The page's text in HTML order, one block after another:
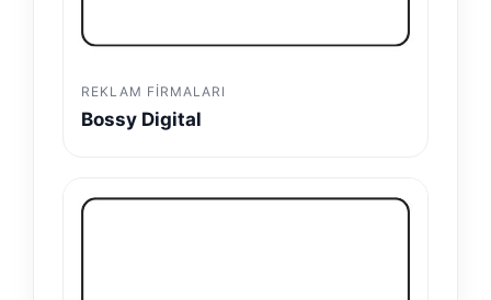
REKLAM FIRMALARI
Bossy Digital